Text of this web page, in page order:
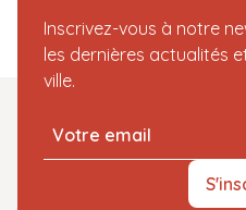
Inscrivez-vous à notre
les dernières actualités
ville.